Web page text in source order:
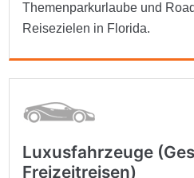
Themenparkurlaube und
Reisezielen in Florida.
Luxusfahrzeuge
Freizeitreisen)